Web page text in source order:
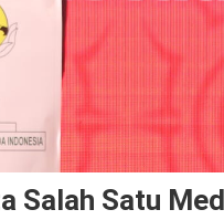
Salah Satu